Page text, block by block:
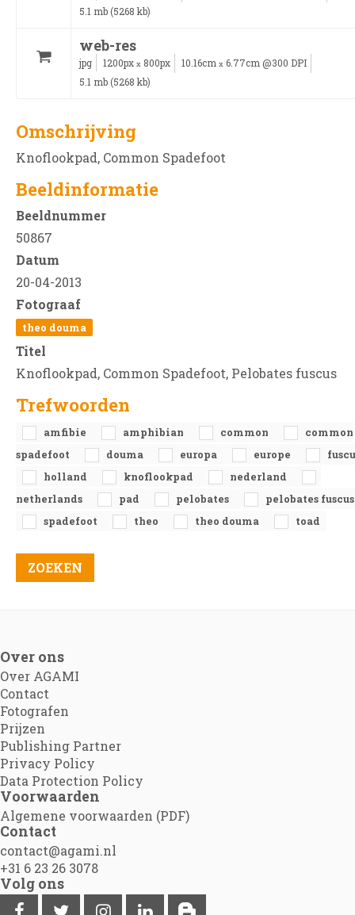
5.1 mb (5268 kb)
web-res
jpg 1200px x 800px 10.16cm x 6.77cm @300 DPI
5.1 mb (5268 kb)
Omschrijving
Knoflookpad, Common Spadefoot
Beeldinformatie
Beeldnummer
50867
Datum
20-04-2013
Fotograaf
theo douma
Titel
Knoflookpad, Common Spadefoot, Pelobates fuscus
Trefwoorden
amfibie amphibian common
common
spadefoot
douma europa europe
holland
knoflookpad
nederland
netherlands
pad pelobates
pelobates fuscus
spadefoot
theo theo douma toad
Over ons
Over AGAMI
Contact
Fotografen
Prijzen
Publishing Partner
Privacy Policy
Data Protection Policy
Voorwaarden
Algemene voorwaarden (PDF)
Contact
contact@agami.nl
+31 6 23 26 3078
Volg ons